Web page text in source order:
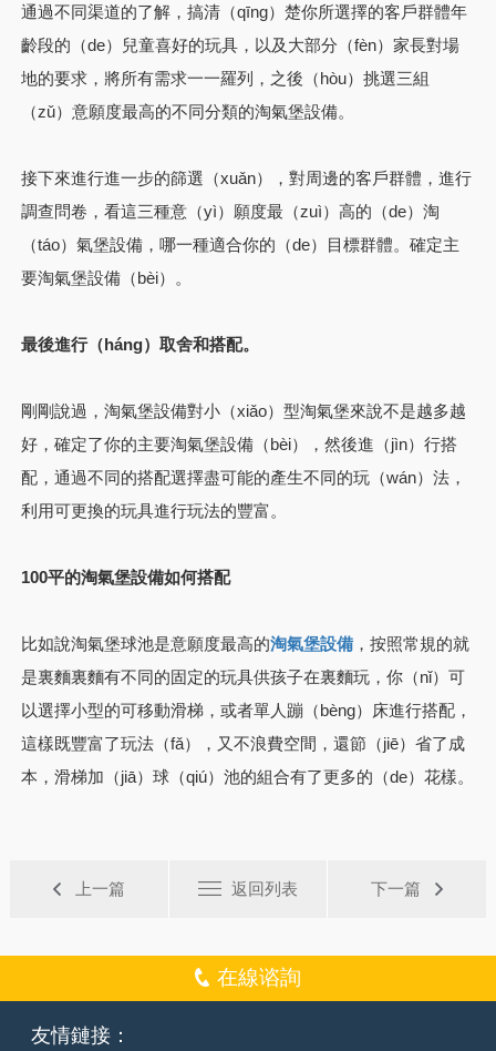
通過不同渠道的了解，搞清（qīng）楚你所選擇的客戶群體年
齡段的（de）兒童喜好的玩具，以及大部分（fèn）家長對場
地的要求，將所有需求一一羅列，之後（hòu）挑選三組
（zǔ）意願度最高的不同分類的淘氣堡設備。
接下來進行進一步的篩選（xuǎn），對周邊的客戶群體，進行
調查問卷，看這三種意（yì）願度最（zuì）高的（de）淘
（táo）氣堡設備，哪一種適合你的（de）目標群體。確定主
要淘氣堡設備（bèi）。
最後進行（háng）取舍和搭配。
剛剛說過，淘氣堡設備對小（xiǎo）型淘氣堡來說不是越多越
好，確定了你的主要淘氣堡設備（bèi），然後進（jìn）行搭
配，通過不同的搭配選擇盡可能的產生不同的玩（wán）法，
利用可更換的玩具進行玩法的豐富。
100平的淘氣堡設備如何搭配
比如說淘氣堡球池是意願度最高的淘氣堡設備，按照常規的就
是裏麵裏麵有不同的固定的玩具供孩子在裏麵玩，你（nǐ）可
以選擇小型的可移動滑梯，或者單人蹦（bèng）床進行搭配，
這樣既豐富了玩法（fǎ），又不浪費空間，還節（jiē）省了成
本，滑梯加（jiā）球（qiú）池的組合有了更多的（de）花樣。
上一篇 返回列表 下一篇
在線谘詢
友情鏈接：